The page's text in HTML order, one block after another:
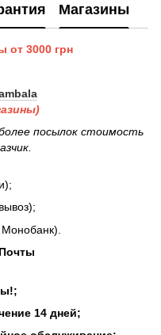
Магазины
от 3000 грн
посылок стоимость
14 дней;